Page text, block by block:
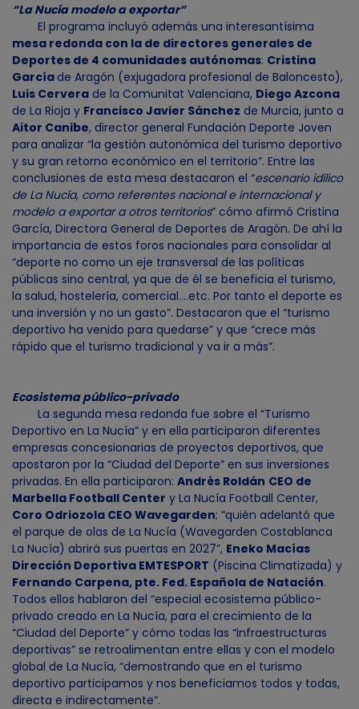
“La Nucía modelo a exportar”
El programa incluyó además una interesantísima
mesa redonda con la de directores generales de
Deportes de 4 comunidades autónomas: Cristina
Garcíade Aragón (exjugadora profesional de Baloncesto),
Luis Cervera de la Comunitat Valenciana, Diego Azcona
de La Rioja y Francisco Javier Sánchez de Murcia, junto a
Aitor Canibe, director general Fundación Deporte Joven
para analizar “la gestión autonómica del turismo deportivo
y su gran retorno económico en el territorio”. Entre las
conclusiones de esta mesa destacaron el “escenario idílico
de La Nucía, como referentes nacional e internacional y
modelo a exportar a otros territorios” cómo afirmó Cristina
García, Directora General de Deportes de Aragón. De ahí la
importancia de estos foros nacionales para consolidar al
“deporte no como un eje transversal de las políticas
públicas sino central, ya que de él se beneficia el turismo,
la salud, hostelería, comercial….etc. Por tanto el deporte es
una inversión y no un gasto”. Destacaron que el “turismo
deportivo ha venido para quedarse” y que “crece más
rápido que el turismo tradicional y va ir a más”.
Ecosistema público-privado
La segunda mesa redonda fue sobre el “Turismo
Deportivo en La Nucía” y en ella participaron diferentes
empresas concesionarias de proyectos deportivos, que
apostaron por la “Ciudad del Deporte” en sus inversiones
privadas. En ella participaron: Andrés Roldán CEO de
Marbella Football Center y La Nucía Football Center,
Coro Odriozola CEO Wavegarden; “quién adelantó que
el parque de olas de La Nucía (Wavegarden Costablanca
La Nucía) abrirá sus puertas en 2027”, Eneko Macías
Dirección Deportiva EMTESPORT (Piscina Climatizada) y
Fernando Carpena, pte. Fed. Española de Natación.
Todos ellos hablaron del “especial ecosistema público-
privado creado en La Nucía, para el crecimiento de la
“Ciudad del Deporte” y cómo todas las “infraestructuras
deportivas” se retroalimentan entre ellas y con el modelo
global de La Nucía, “demostrando que en el turismo
deportivo participamos y nos beneficiamos todos y todas,
directa e indirectamente”.